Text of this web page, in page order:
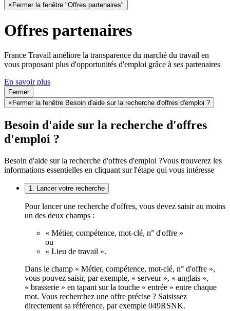
×Fermer la fenêtre "Offres partenaires"
Offres partenaires
France Travail améliore la transparence du marché du travail en
vous proposant plus d'opportunités d'emploi grâce à ses partenaires
En savoir plus
Fermer
× Fermer la fenêtre Besoin d'aide sur la recherche d'offres d'emploi ?
Besoin d'aide sur la recherche d'offres
d'emploi ?
Besoin d'aide sur la recherche d'offres d'emploi ?Vous trouverez les
informations essentielles en cliquant sur l'étape qui vous intéresse
1. Lancer votre recherche
Pour lancer une recherche d'offres, vous devez saisir au moins
un des deux champs :
« Métier, compétence, mot-clé, n° d'offre »
ou
« Lieu de travail ».
Dans le champ « Métier, compétence, mot-clé, n° d'offre »,
vous pouvez saisir, par exemple, « serveur », « anglais »,
« brasserie » en tapant sur la touche « entrée » entre chaque
mot. Vous recherchez une offre précise ? Saisissez
directement sa référence, par exemple 049RSNK.